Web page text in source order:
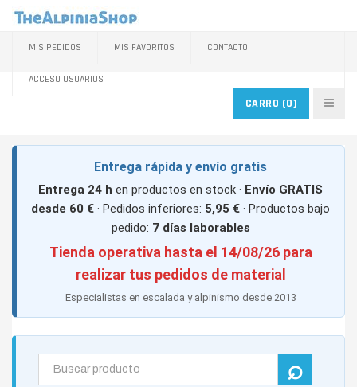
MIS PEDIDOS MIS FAVORITOS CONTACTO
ACCESO USUARIOS
CARRO (0)
Entrega rápida y envío gratis
Entrega 24 h en productos en stock · Envío GRATIS
desde 60 € · Pedidos inferiores: 5,95 € · Productos bajo
pedido: 7 días laborables
Tienda operativa hasta el 14/08/26 para
realizar tus pedidos de material
Especialistas en escalada y alpinismo desde 2013